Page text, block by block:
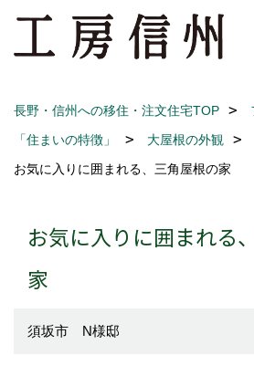
長野・信州への移住・注文住宅TOP
「住まいの特徴」
大屋根の外観
お気に入りに囲まれる、三角屋根の家
お気に入りに囲まれる
家
須坂市 N様邸